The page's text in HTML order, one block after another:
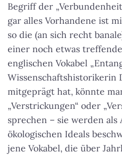
Begriff der
gar alles Vorhandene ist
so die (an sich recht
einer noch etwas
englischen Vokabel
Wissenschaftshistorikerin
mitgeprägt hat, könnte
„Verstrickungen“ oder
sprechen – sie werden als
ökologischen Ideals
jene Vokabel, die über